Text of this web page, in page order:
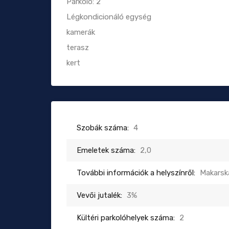
Légkondicionáló egység
kamerák
terasz
kert
Szobák száma: 4
Emeletek száma: 2,0
További információk a helyszínről:
Vevői jutalék: 3%
Kültéri parkolóhelyek száma: 2